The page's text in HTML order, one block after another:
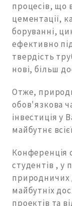
процесів, що
цементації,
боруванні,
ефективно
твердість
нові, більш
Отже,
обов'язкова
інвестиція у
майбутнє
Конференція
студентів , у
природничих
майбутніх
проектів та